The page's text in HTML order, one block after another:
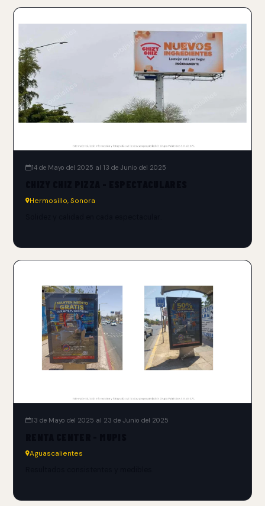
14 de Mayo del 2025 al 13 de Junio del 2025
Hermosillo, Sonora
13 de Mayo del 2025 al 23 de Junio del 2025
Aguascalientes